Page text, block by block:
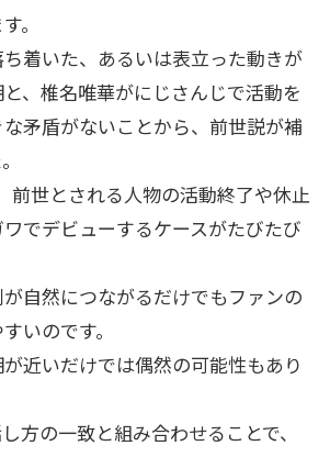
。
着いた、あるいは表立った動きが
、椎名唯華がにじさんじで活動を
矛盾がないことから、前世説が補
前世とされる人物の活動終了や休止
でデビューするケースがたびたび
自然につながるだけでもファンの
いのです。
近いだけでは偶然の可能性もあり
方の一致と組み合わせることで、